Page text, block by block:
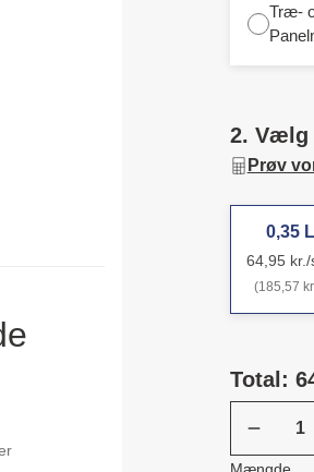
Træ-
2. Vælg
Prøv
0,35 L
64,95 kr./
(185,57
Total: